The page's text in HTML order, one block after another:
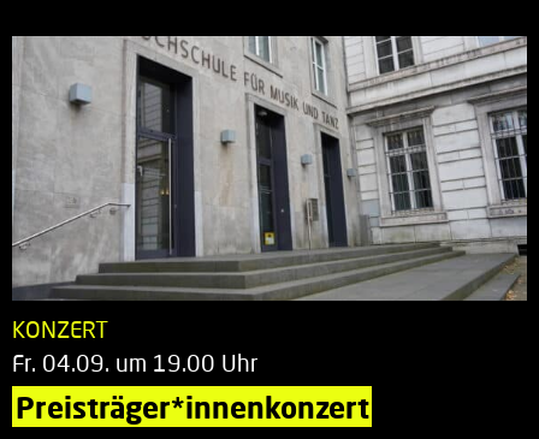
KONZERT
Fr. 04.09. um 19.00 Uhr
Preisträger*innenkonzert